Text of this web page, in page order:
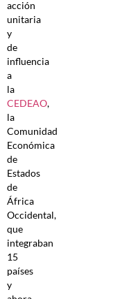
acción
unitaria
y
de
influencia
a
la
CEDEAO,
la
Comunidad
Económica
de
Estados
de
África
Occidental,
que
integraban
15
países
y